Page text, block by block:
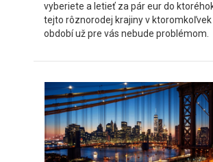
vyberiete a letieť za pár eur do
tejto rôznorodej krajiny v
období už pre vás nebude problémom.